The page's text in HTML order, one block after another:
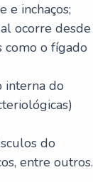
e inchaços;
ocorre desde
como o fígado
interna do
do
entre outros.